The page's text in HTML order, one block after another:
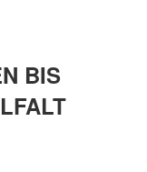
BIS